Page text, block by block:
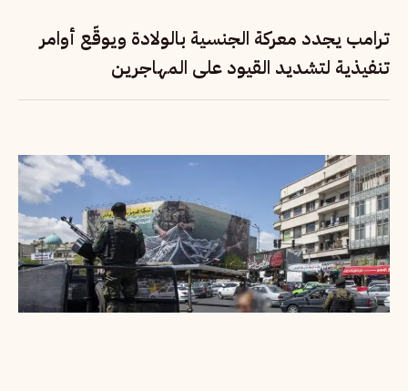
ترامب يجدد معركة الجنسية بالولادة ويوقّع أوامر
تنفيذية لتشديد القيود على المهاجرين